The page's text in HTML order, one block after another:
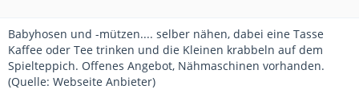
Babyhosen und -mützen.... selber nähen, dabei eine Tasse
Kaffee oder Tee trinken und die Kleinen krabbeln auf dem
Spielteppich. Offenes Angebot, Nähmaschinen vorhanden.
(Quelle: Webseite Anbieter)